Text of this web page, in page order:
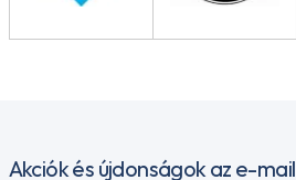
Akciók és újdonságok az e-mail